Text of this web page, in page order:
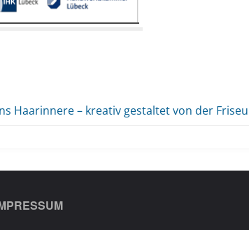
Haarinnere – kreativ gestaltet von der